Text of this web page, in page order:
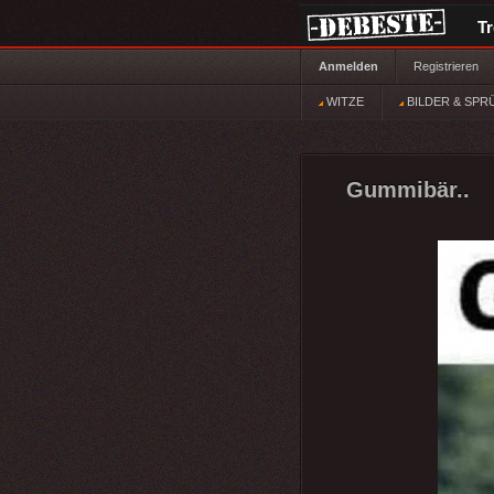
Anmelden Registrieren
WITZE BILDER &
Gummibär..